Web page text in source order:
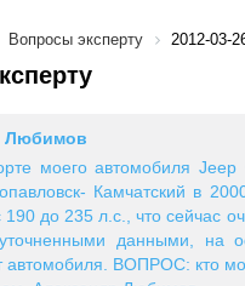
Вопросы эксперту 2012-03-
Любимов
моего автомобиля
Камчатский в
190 до 235 л.с., что сейчас
данными, на
автомобиля. ВОПРОС: кто